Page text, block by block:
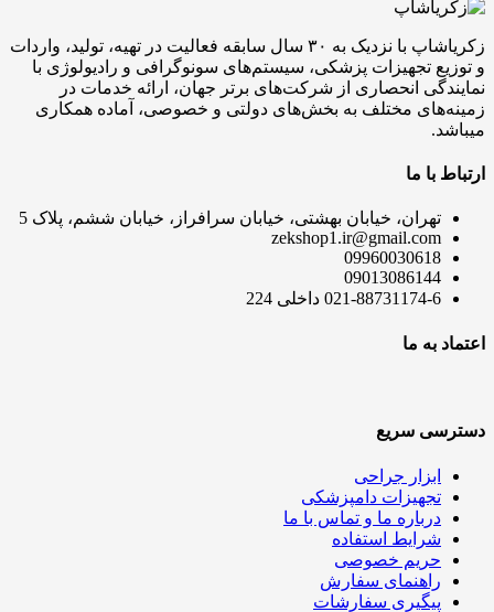
زکریاشاپ با نزدیک به ۳۰ سال سابقه فعالیت در تهیه، تولید، واردات
و توزیع تجهیزات پزشکی، سیستم‌های سونوگرافی و رادیولوژی با
نمایندگی انحصاری از شرکت‌های برتر جهان، ارائه خدمات در
زمینه‌های مختلف به بخش‌های دولتی و خصوصی، آماده همکاری
میباشد.
ارتباط با ما
تهران، خیابان بهشتی، خیابان سرافراز، خیابان ششم، پلاک 5
zekshop1.ir@gmail.com
09960030618
09013086144
021-88731174-6 داخلی 224
اعتماد به ما
دسترسی سریع
ابزار جراحی
تجهیزات دامپزشکی
درباره ما و تماس با ما
شرایط استفاده
حریم خصوصی
راهنمای سفارش
پیگیری سفارشات